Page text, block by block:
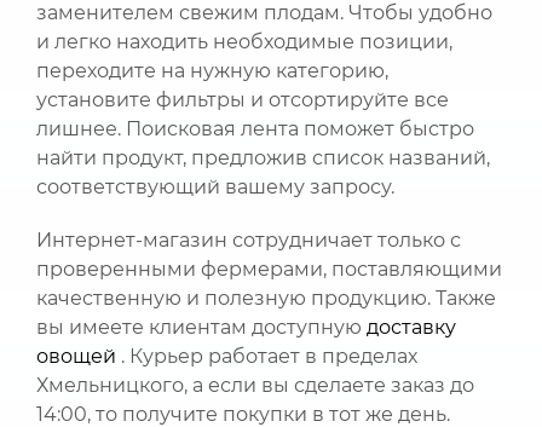
заменителем свежим плодам. Чтобы удобно
и легко находить необходимые позиции,
переходите на нужную категорию,
установите фильтры и отсортируйте все
лишнее. Поисковая лента поможет быстро
найти продукт, предложив список названий,
соответствующий вашему запросу.
Интернет-магазин сотрудничает только с
проверенными фермерами, поставляющими
качественную и полезную продукцию. Также
вы имеете клиентам доступную доставку
овощей . Курьер работает в пределах
Хмельницкого, а если вы сделаете заказ до
14:00, то получите покупки в тот же день.